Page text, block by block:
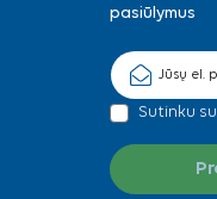
pasiūlymus
Sutinku su